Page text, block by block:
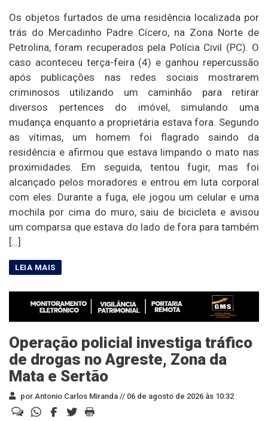
Os objetos furtados de uma residência localizada por
trás do Mercadinho Padre Cícero, na Zona Norte de
Petrolina, foram recuperados pela Polícia Civil (PC). O
caso aconteceu terça-feira (4) e ganhou repercussão
após publicações nas redes sociais mostrarem
criminosos utilizando um caminhão para retirar
diversos pertences do imóvel, simulando uma
mudança enquanto a proprietária estava fora. Segundo
as vítimas, um homem foi flagrado saindo da
residência e afirmou que estava limpando o mato nas
proximidades. Em seguida, tentou fugir, mas foi
alcançado pelos moradores e entrou em luta corporal
com eles. Durante a fuga, ele jogou um celular e uma
mochila por cima do muro, saiu de bicicleta e avisou
um comparsa que estava do lado de fora para também
[…]
Operação policial investiga tráfico
de drogas no Agreste, Zona da
Mata e Sertão
por Antonio Carlos Miranda // 06 de agosto de 2026 às 10:32